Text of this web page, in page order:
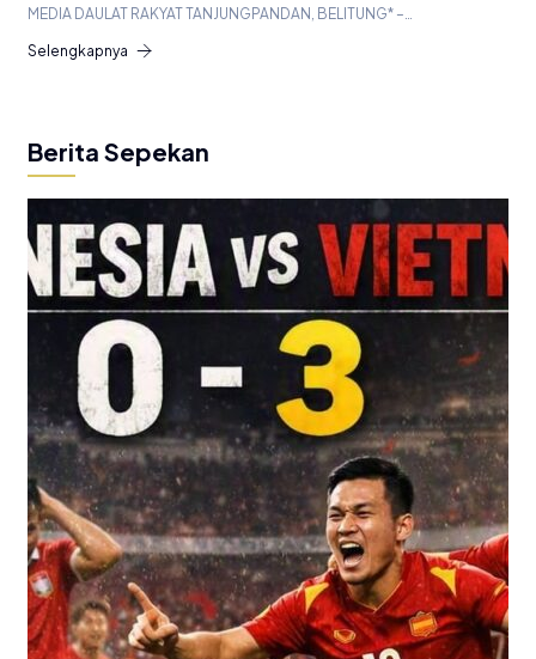
MEDIA DAULAT RAKYAT TANJUNGPANDAN, BELITUNG* –…
Selengkapnya
Berita Sepekan